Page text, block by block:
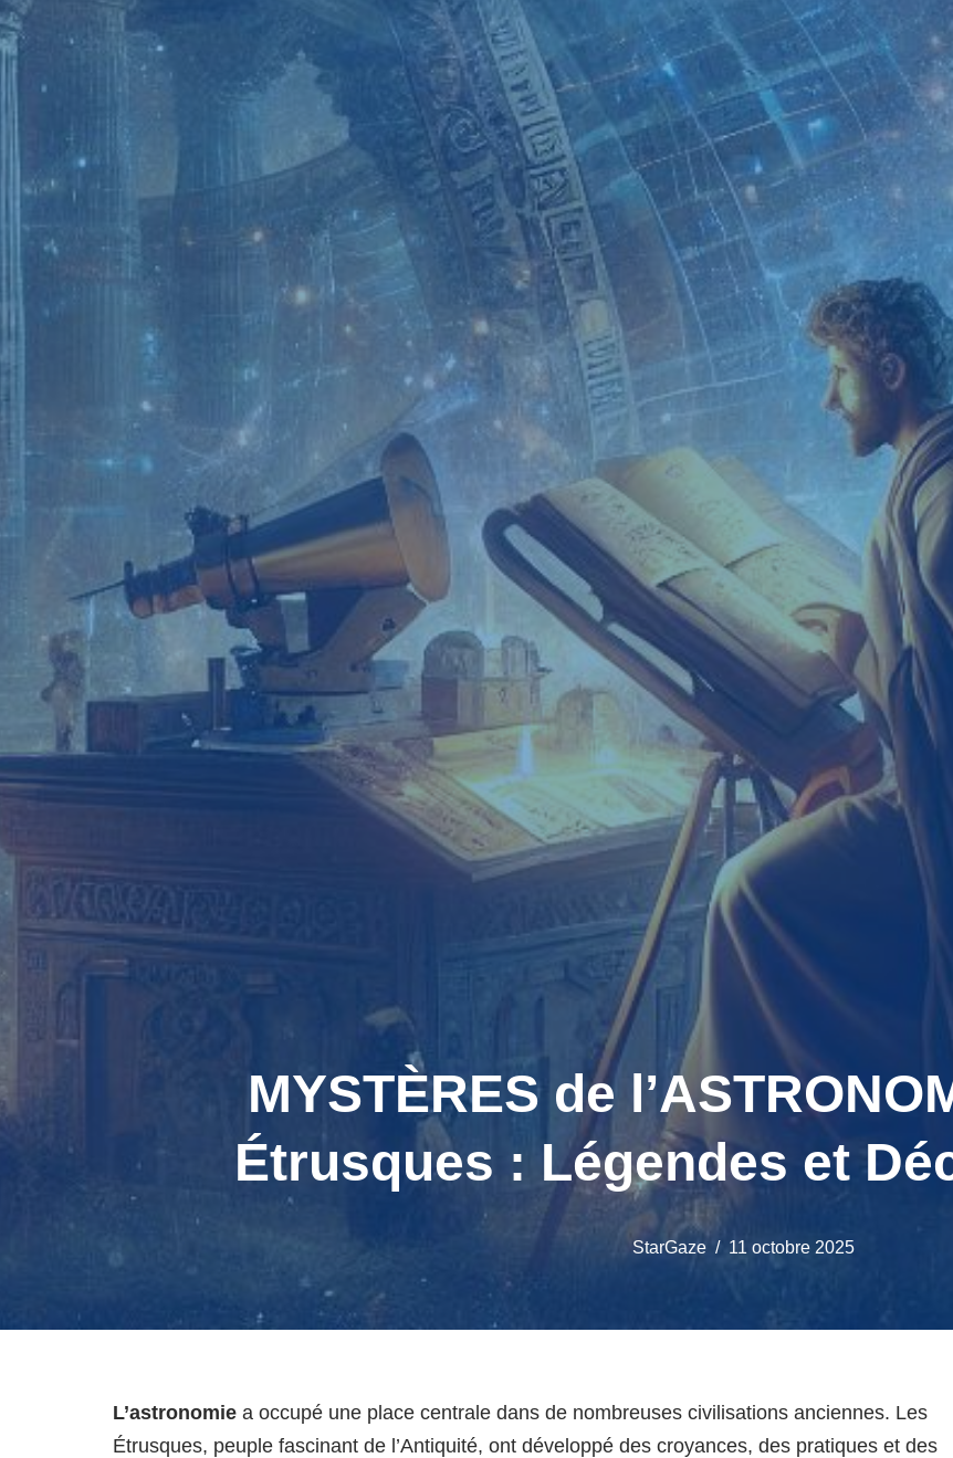
MYSTÈRES de
Étrusques : Légendes et
StarGaze 11 octobre 2025
L’astronomie a occupé une place centrale dans de nombreuses civilisations anciennes. Les
Étrusques, peuple fascinant de l’Antiquité, ont développé des croyances, des pratiques et des